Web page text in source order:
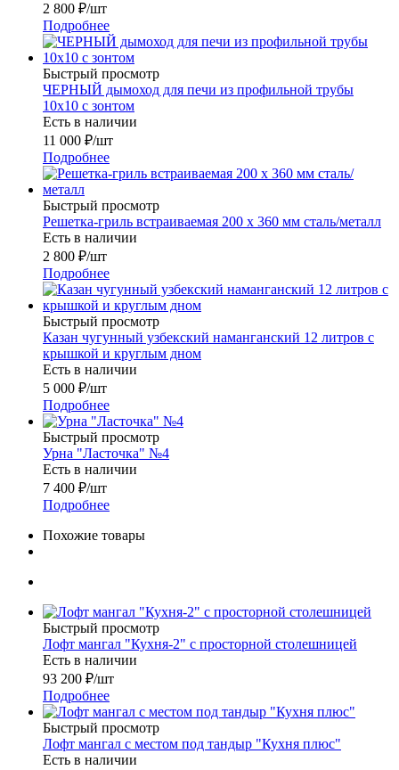
2 800 ₽/шт
Подробнее
Быстрый просмотр
ЧЕРНЫЙ дымоход для печи из профильной трубы
10х10 с зонтом
Есть в наличии
11 000 ₽/шт
Подробнее
Быстрый просмотр
Решетка-гриль встраиваемая 200 х 360 мм сталь/металл
Есть в наличии
2 800 ₽/шт
Подробнее
Быстрый просмотр
Казан чугунный узбекский наманганский 12 литров с
крышкой и круглым дном
Есть в наличии
5 000 ₽/шт
Подробнее
Быстрый просмотр
Урна "Ласточка" №4
Есть в наличии
7 400 ₽/шт
Подробнее
Похожие товары
Быстрый просмотр
Лофт мангал "Кухня-2" с просторной столешницей
Есть в наличии
93 200 ₽/шт
Подробнее
Быстрый просмотр
Лофт мангал с местом под тандыр "Кухня плюс"
Есть в наличии